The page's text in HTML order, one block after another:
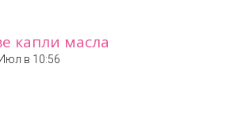
капли масла
в 10:56